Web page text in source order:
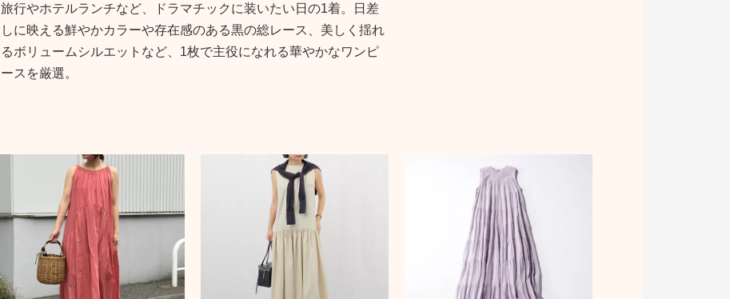
旅行やホテルランチなど、ドラマチックに装いたい日の1着。日差
しに映える鮮やかカラーや存在感のある黒の総レース、美しく揺れ
るボリュームシルエットなど、1枚で主役になれる華やかなワンピ
ースを厳選。